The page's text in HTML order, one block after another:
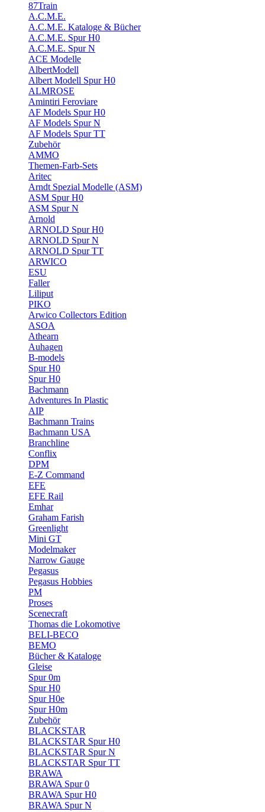
87Train
A.C.M.E.
A.C.M.E. Kataloge & Bücher
A.C.M.E. Spur H0
A.C.M.E. Spur N
ACE Modelle
AlbertModell
Albert Modell Spur H0
ALMROSE
Amintiri Feroviare
AF Models Spur H0
AF Models Spur N
AF Models Spur TT
Zubehör
AMMO
Themen-Farb-Sets
Aritec
Arndt Spezial Modelle (ASM)
ASM Spur H0
ASM Spur N
Arnold
ARNOLD Spur H0
ARNOLD Spur N
ARNOLD Spur TT
ARWICO
ESU
Faller
Liliput
PIKO
Arwico Collectors Edition
ASOA
Athearn
Auhagen
B-models
Spur H0
Spur H0
Bachmann
Adventures In Plastic
AIP
Bachmann Trains
Bachmann USA
Branchline
Conflix
DPM
E-Z Command
EFE
EFE Rail
Emhar
Graham Farish
Greenlight
Mini GT
Modelmaker
Narrow Gauge
Pegasus
Pegasus Hobbies
PM
Proses
Scenecraft
Thomas die Lokomotive
BELI-BECO
BEMO
Bücher & Kataloge
Gleise
Spur 0m
Spur H0
Spur H0e
Spur H0m
Zubehör
BLACKSTAR
BLACKSTAR Spur H0
BLACKSTAR Spur N
BLACKSTAR Spur TT
BRAWA
BRAWA Spur 0
BRAWA Spur H0
BRAWA Spur N